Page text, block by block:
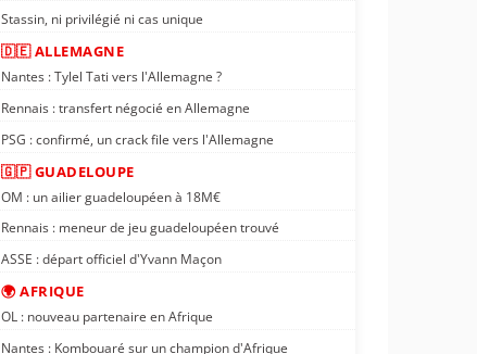
Stassin, ni privilégié ni cas unique
🇩🇪 ALLEMAGNE
Nantes : Tylel Tati vers l'Allemagne ?
Rennais : transfert négocié en Allemagne
PSG : confirmé, un crack file vers l'Allemagne
🇬🇵 GUADELOUPE
OM : un ailier guadeloupéen à 18M€
Rennais : meneur de jeu guadeloupéen trouvé
ASSE : départ officiel d'Yvann Maçon
🌍 AFRIQUE
OL : nouveau partenaire en Afrique
Nantes : Kombouaré sur un champion d'Afrique